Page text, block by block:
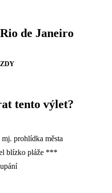
de Janeiro
tento výlet?
prohlídka města
blízko pláže ***